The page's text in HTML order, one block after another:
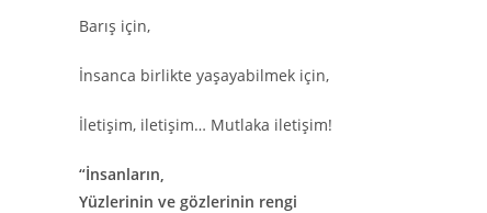
Barış için,
İnsanca birlikte yaşayabilmek için,
İletişim, iletişim… Mutlaka iletişim!
“İnsanların,
Yüzlerinin ve gözlerinin rengi